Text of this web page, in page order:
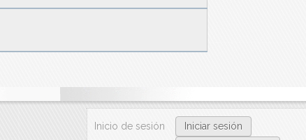
Inicio de sesión
Iniciar sesión